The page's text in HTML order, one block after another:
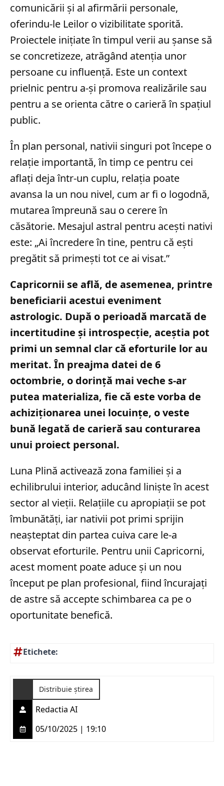
comunicării și al afirmării personale,
oferindu-le Leilor o vizibilitate sporită.
Proiectele inițiate în timpul verii au șanse să
se concretizeze, atrăgând atenția unor
persoane cu influență. Este un context
prielnic pentru a-și promova realizările sau
pentru a se orienta către o carieră în spațiul
public.
În plan personal, nativii singuri pot începe o
relație importantă, în timp ce pentru cei
aflați deja într-un cuplu, relația poate
avansa la un nou nivel, cum ar fi o logodnă,
mutarea împreună sau o cerere în
căsătorie. Mesajul astral pentru acești nativi
este: „Ai încredere în tine, pentru că ești
pregătit să primești tot ce ai visat.”
Capricornii se află, de asemenea, printre
beneficiarii acestui eveniment
astrologic. După o perioadă marcată de
incertitudine și introspecție, aceștia pot
primi un semnal clar că eforturile lor au
meritat. În preajma datei de 6
octombrie, o dorință mai veche s-ar
putea materializa, fie că este vorba de
achiziționarea unei locuințe, o veste
bună legată de carieră sau conturarea
unui proiect personal.
Luna Plină activează zona familiei și a
echilibrului interior, aducând liniște în acest
sector al vieții. Relațiile cu apropiații se pot
îmbunătăți, iar nativii pot primi sprijin
neașteptat din partea cuiva care le-a
observat eforturile. Pentru unii Capricorni,
acest moment poate aduce și un nou
început pe plan profesional, fiind încurajați
de astre să accepte schimbarea ca pe o
oportunitate benefică.
Etichete:
Distribuie știrea
Redactia AI
05/10/2025 | 19:10